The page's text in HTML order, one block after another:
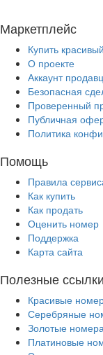
Маркетплейс
Купить
О проекте
Аккаунт
Безопасная
Проверенный
Публичная
Политика
Помощь
Правила
Как купить
Как продать
Оценить номер
Поддержка
Карта сайта
Полезные ссылки
Красивые
Серебряные
Золотые номера
Платиновые